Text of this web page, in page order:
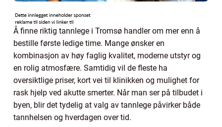
Å finne riktig tannlege i Tromsø handler om mer enn å
bestille første ledige time. Mange ønsker en
kombinasjon av høy faglig kvalitet, moderne utstyr og
en rolig atmosfære. Samtidig vil de fleste ha
oversiktlige priser, kort vei til klinikken og mulighet for
rask hjelp ved akutte smerter. Når man ser på tilbudet i
byen, blir det tydelig at valg av tannlege påvirker både
tannhelsen og hverdagen over tid.